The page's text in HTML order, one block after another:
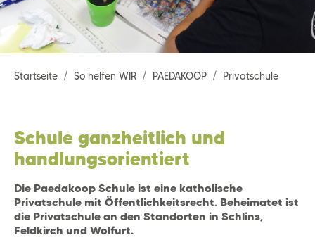
Startseite So helfen WIR PAEDAKOOP Privatschule
Schule ganzheitlich und
handlungsorientiert
Die Paedakoop Schule ist eine katholische
Privatschule mit Öffentlichkeitsrecht. Beheimatet ist
die Privatschule an den Standorten in Schlins,
Feldkirch und Wolfurt.